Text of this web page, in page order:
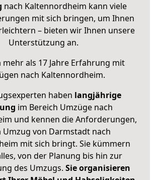
nach Kaltennordheim kann viele
mit sich bringen, um Ihnen
– bieten wir Ihnen unsere
Unterstützung an.
mehr als 17 Jahre Erfahrung mit
nach Kaltennordheim.
haben langjährige
im Bereich Umzüge nach
und kennen die Anforderungen,
Umzug von Darmstadt nach
mit sich bringt. Sie kümmern
von der Planung bis hin zur
des Umzugs. Sie organisieren